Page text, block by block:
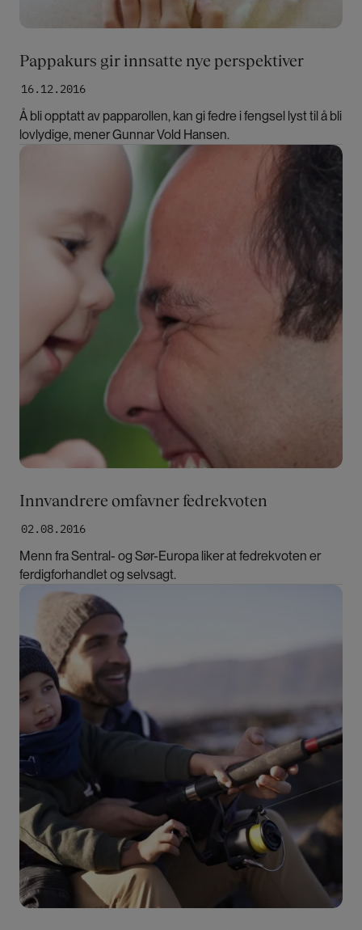
16.12.2016
Pappakurs gir innsatte nye perspektiver
Å bli opptatt av papparollen, kan gi fedre i fengsel lyst til å bli
lovlydige, mener Gunnar Vold Hansen.
02.08.2016
Innvandrere omfavner fedrekvoten
Menn fra Sentral- og Sør-Europa liker at fedrekvoten er
ferdigforhandlet og selvsagt.
Bilde
Bilde